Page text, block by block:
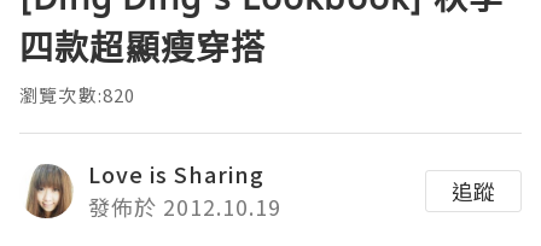
四款超顯瘦穿搭
瀏覽次數:820
Love is Sharing
發佈於 2012.10.19
追蹤